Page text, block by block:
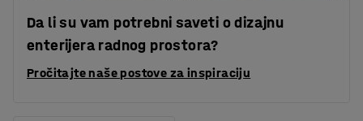
Da li su vam potrebni saveti o dizajnu
enterijera radnog prostora?
Pročitajte naše postove za inspiraciju